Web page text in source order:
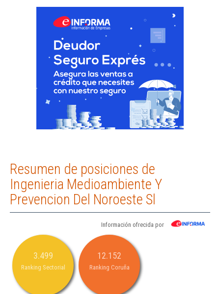
Resumen de posiciones de
Ingenieria Medioambiente Y
Prevencion Del Noroeste Sl
Información ofrecida por
3.499
Ranking Sectorial
12.152
Ranking Coruña